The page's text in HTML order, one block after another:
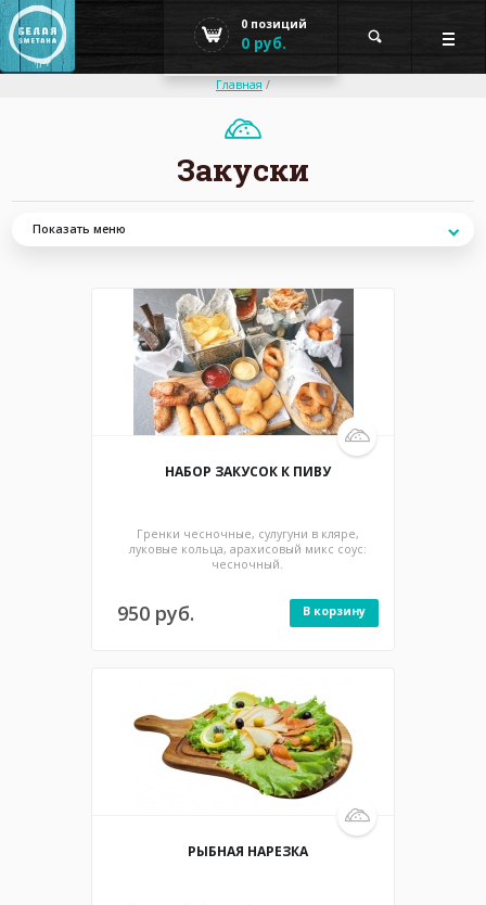
0 позиций
0 руб.
Главная /
Закуски
Показать меню
Закуски
Салаты
Бургеры и сэндвичи
Пельменная карта
Морепродукты
НАБОР ЗАКУСОК К ПИВУ
Гренки чесночные, сулугуни в кляре,
луковые кольца, арахисовый микс соус:
чесночный.
950 руб. В корзину
РЫБНАЯ НАРЕЗКА